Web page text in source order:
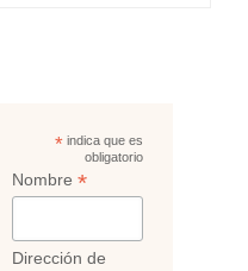
* indica que es
obligatorio
Nombre *
Dirección de